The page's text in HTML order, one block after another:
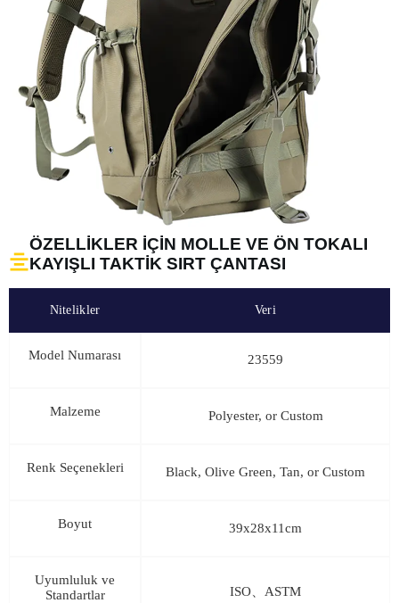
ÖZELLIKLER IÇIN MOLLE VE ÖN TOKALI
KAYIŞLI TAKTIK SIRT ÇANTASI
Nitelikler Veri
Model Numarası 23559
Malzeme Polyester, or Custom
Renk Seçenekleri Black, Olive Green, Tan, or Custom
Boyut 39x28x11cm
Uyumluluk ve
Standartlar
ISO、ASTM